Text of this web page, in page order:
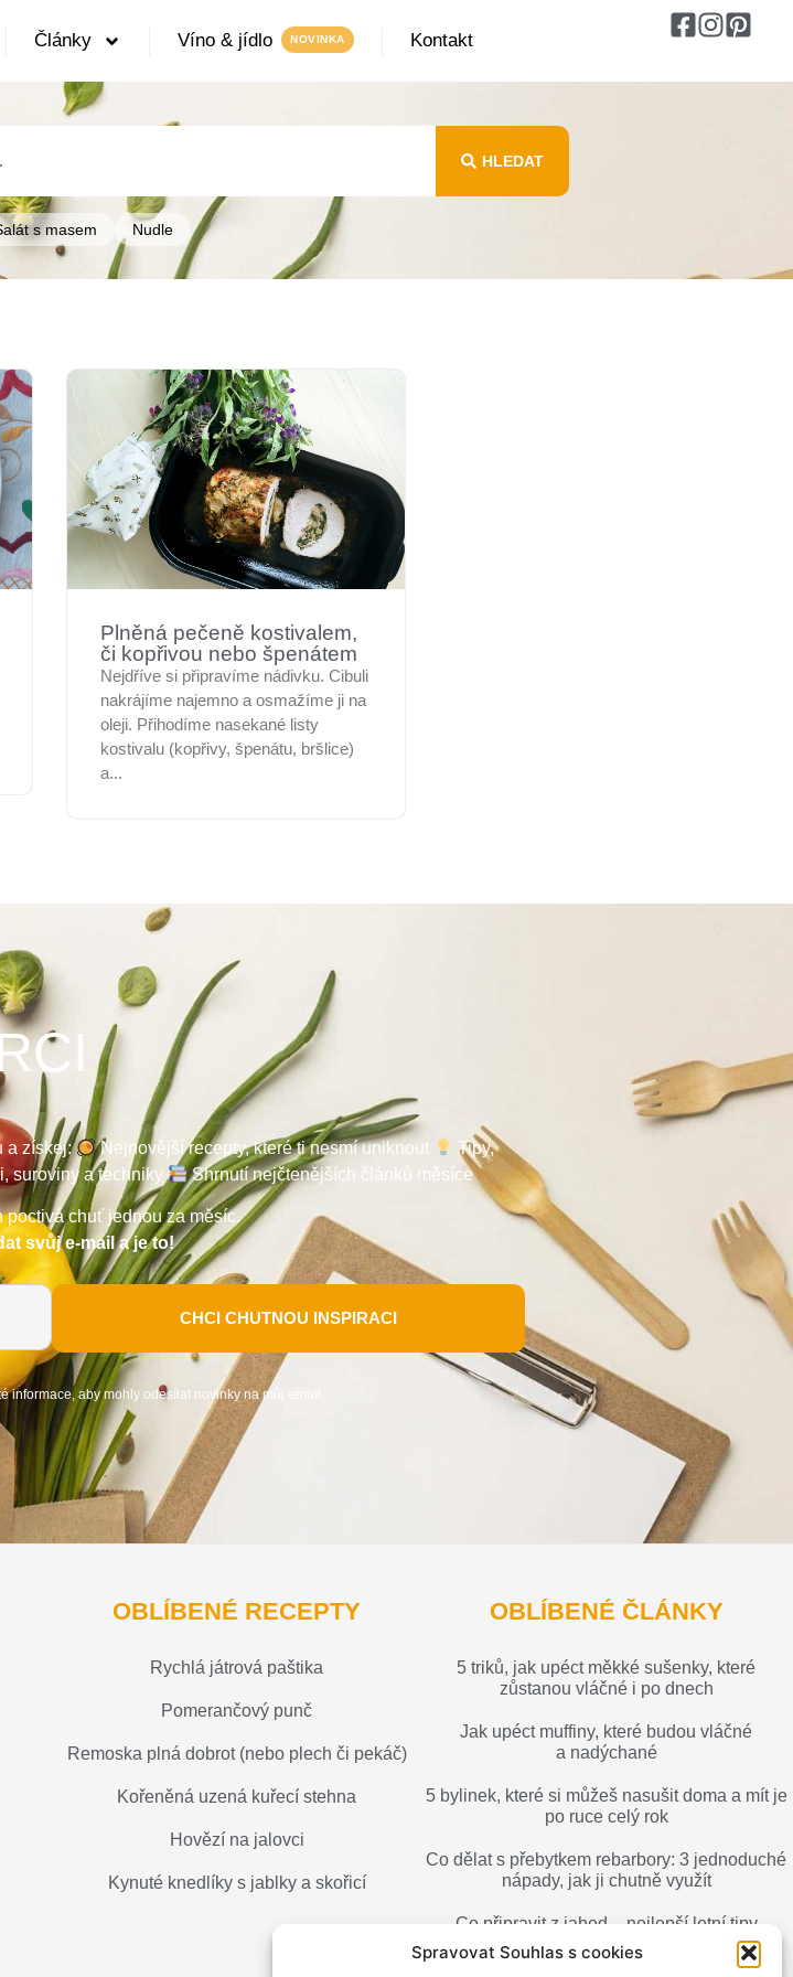
Spravovat Souhlas s cookies
Články Víno & jídlo Kontakt
HLEDAT
s masem Nudle
Plněná pečeně kostivalem,
či kopřivou nebo špenátem
Nejdříve si připravíme nádivku. Cibuli
nakrájíme najemno a osmažíme ji na
oleji. Přihodíme nasekané listy
kostivalu (kopřivy, špenátu, bršlice)
a...
a získej: Nejnovější recepty, které ti nesmí uniknout
Tipy,
suroviny a techniky Shrnutí nejčtenějších článků měsíce
poctivá chuť jednou za měsíc.
svůj e-mail a je to!
CHCI CHUTNOU INSPIRACI
aby mohly odesílat novinky na můj email.
OBLÍBENÉ RECEPTY
Rychlá játrová paštika
Pomerančový punč
Remoska plná dobrot (nebo plech či pekáč)
Kořeněná uzená kuřecí stehna
Hovězí na jalovci
Kynuté knedlíky s jablky a skořicí
OBLÍBENÉ ČLÁNKY
5 triků, jak upéct měkké sušenky, které
zůstanou vláčné i po dnech
Jak upéct muffiny, které budou vláčné
a nadýchané
5 bylinek, které si můžeš nasušit doma a mít je
po ruce celý rok
Co dělat s přebytkem rebarbory: 3 jednoduché
nápady, jak ji chutně využít
Co připravit z jahod – nejlepší letní tipy
a recepty